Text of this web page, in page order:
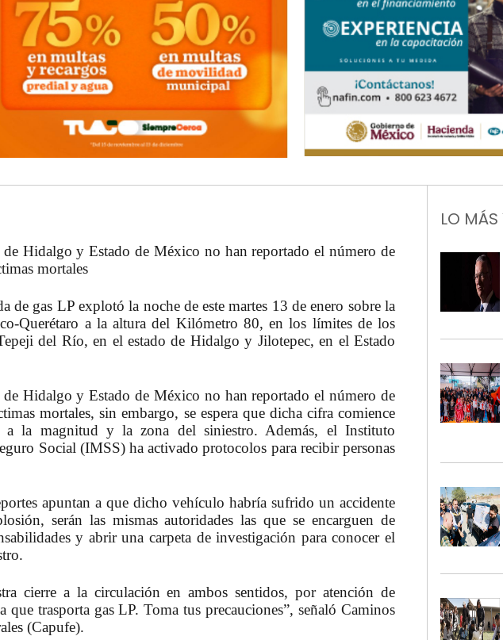
de Hidalgo y Estado de México no han reportado el número de
mortales
de gas LP explotó la noche de este martes 13 de enero sobre la
Querétaro a la altura del Kilómetro 80, en los límites de los
del Río, en el estado de Hidalgo y Jilotepec, en el Estado
de Hidalgo y Estado de México no han reportado el número de
mortales, sin embargo, se espera que dicha cifra comience
a la magnitud y la zona del siniestro. Además, el Instituto
Social (IMSS) ha activado protocolos para recibir personas
apuntan a que dicho vehículo habría sufrido un accidente
serán las mismas autoridades las que se encarguen de
y abrir una carpeta de investigación para conocer el
cierre a la circulación en ambos sentidos, por atención de
que trasporta gas LP. Toma tus precauciones”, señaló Caminos
(Capufe).
LO MÁS